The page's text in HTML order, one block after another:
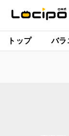
トップ バラ